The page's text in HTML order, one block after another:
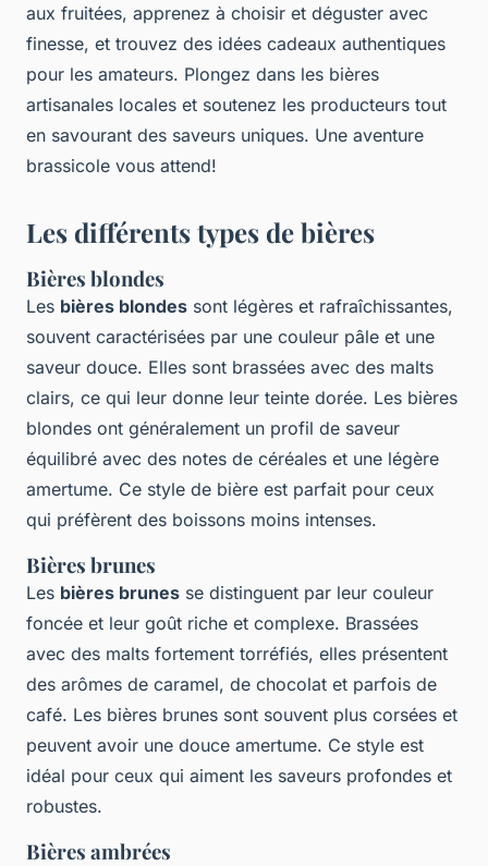
aux fruitées, apprenez à choisir et déguster avec
finesse, et trouvez des idées cadeaux authentiques
pour les amateurs. Plongez dans les bières
artisanales locales et soutenez les producteurs tout
en savourant des saveurs uniques. Une aventure
brassicole vous attend!
Les différents types de bières
Bières blondes
Les bières blondes sont légères et rafraîchissantes,
souvent caractérisées par une couleur pâle et une
saveur douce. Elles sont brassées avec des malts
clairs, ce qui leur donne leur teinte dorée. Les bières
blondes ont généralement un profil de saveur
équilibré avec des notes de céréales et une légère
amertume. Ce style de bière est parfait pour ceux
qui préfèrent des boissons moins intenses.
Bières brunes
Les bières brunes se distinguent par leur couleur
foncée et leur goût riche et complexe. Brassées
avec des malts fortement torréfiés, elles présentent
des arômes de caramel, de chocolat et parfois de
café. Les bières brunes sont souvent plus corsées et
peuvent avoir une douce amertume. Ce style est
idéal pour ceux qui aiment les saveurs profondes et
robustes.
Bières ambrées